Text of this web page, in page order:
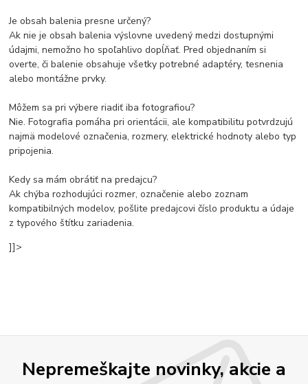
Je obsah balenia presne určený?
Ak nie je obsah balenia výslovne uvedený medzi dostupnými
údajmi, nemožno ho spoľahlivo dopĺňať. Pred objednaním si
overte, či balenie obsahuje všetky potrebné adaptéry, tesnenia
alebo montážne prvky.
Môžem sa pri výbere riadiť iba fotografiou?
Nie. Fotografia pomáha pri orientácii, ale kompatibilitu potvrdzujú
najmä modelové označenia, rozmery, elektrické hodnoty alebo typ
pripojenia.
Kedy sa mám obrátiť na predajcu?
Ak chýba rozhodujúci rozmer, označenie alebo zoznam
kompatibilných modelov, pošlite predajcovi číslo produktu a údaje
z typového štítku zariadenia.
]]>
Nepremeškajte novinky, akcie a